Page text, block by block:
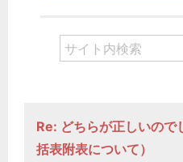
Re: どちらが正しいので
括表附表について）